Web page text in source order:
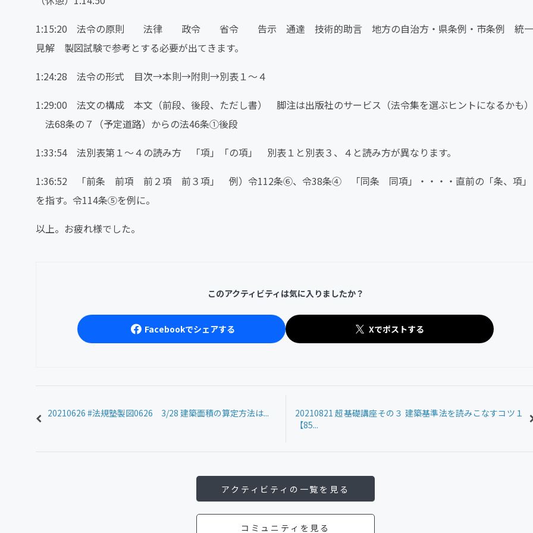
1:15:20 法令の原則 法律 政令 省令 告示 通達 技術的助言 地方の自治方・県条例・市条例 統一
見解 製図試験で参考とする必要が出てきます。
1:24:28 法令の形式 目次→本則→附則→別表１〜４
1:29:00 法文の構成 本文（前段、後段、ただし書） 脚注は出版社のサービス（法令集を選ぶヒントになるかも）
法68条の７（予定道路）からの法46条①後段
1:33:54 法別表第１〜４の読み方 「項」「の項」 別表１と別表３、４と読み方が異なります。
1:36:52 「前条 前項 前２項 前３項」 例）令112条⑥、令38条④ 「同条 同項」・・・・直前の「条、項」
を指す。令114条⑤を例に。
以上。お疲れ様でした。
このアクティビティは気に入りましたか？
Facebookでシェアする Xでポストする
20210626 #法規塾製図0626 3/28 建築面積の算定方法は...
20210821 超基礎講座その３ 建築基準法を読みこなすコツ１
【85...
アクティビティの一覧を見る
コミュニティを見る